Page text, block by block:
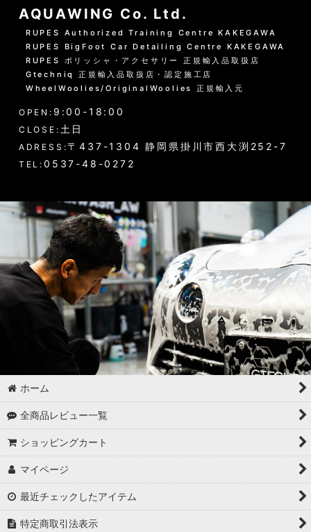
グリーンシャンプー洗車の方法
PHリフレッシュシャンプー洗車
黒い筋状の水垢・古い保護層
ホイール・タイヤの洗浄
エンジンルーム・タイヤハウスなど
ドア・トランクの内側（インナー）の洗浄
ゴムパーツの洗浄
各パーツの脱脂
02 -------------------
ボディコーティング（通常カラー）
ボディコーティング（マットカラー）
アルミホイールコーティング（クリアーコートなし アルミ素地
）
アルミホイールコーティング（メッキ・スパッタリング）
アルミホイールコーティング（艶消〜半艶 マットカラー）
アルミホイールコーティング（クリアーなし ソリッドカラー塗
装）
AQUAWING Co. Ltd.
RUPES Authorized Training Centre KAKEGAWA
RUPES BigFoot Car Detailing Centre KAKEGAWA
RUPES ポリッシャ・アクセサリー 正規輸入品取扱店
Gtechniq 正規輸入品取扱店・認定施工店
WheelWoolies/OriginalWoolies 正規輸入元
OPEN: 9:00-18:00
CLOSE: 土日
ADRESS: 〒437-1304 静岡県掛川市西大渕252-7
TEL: 0537-48-0272
ホーム
全商品レビュー一覧
ショッピングカート
マイページ
最近チェックしたアイテム
特定商取引法表示